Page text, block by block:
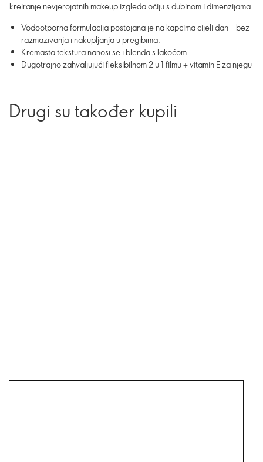
kreiranje nevjerojatnih makeup izgleda očiju s dubinom i dimenzijama.
Vodootporna formulacija postojana je na kapcima cijeli dan – bez
razmazivanja i nakupljanja u pregibima.
Kremasta tekstura nanosi se i blenda s lakoćom
Dugotrajno zahvaljujući fleksibilnom 2 u 1 filmu + vitamin E za njegu
Drugi su također kupili